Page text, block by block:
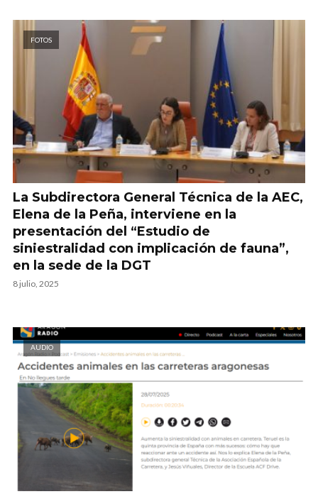
FOTOS
La Subdirectora General Técnica de la AEC,
Elena de la Peña, interviene en la
presentación del “Estudio de
siniestralidad con implicación de fauna”,
en la sede de la DGT
8 julio, 2025
AUDIO